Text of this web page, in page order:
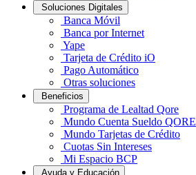
Soluciones Digitales
Banca Móvil
Banca por Internet
Yape
Tarjeta de Crédito iO
Pago Automático
Otras soluciones
Beneficios
Programa de Lealtad Qore
Mundo Cuenta Sueldo QORE
Mundo Tarjetas de Crédito
Cuotas Sin Intereses
Mi Espacio BCP
Ayuda y Educación